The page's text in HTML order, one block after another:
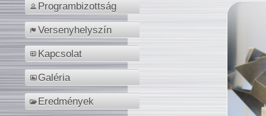
Programbizottság
Versenyhelyszín
Kapcsolat
Galéria
Eredmények